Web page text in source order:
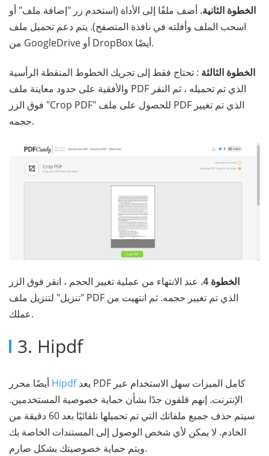
الخطوة الثانية. أضف ملفًا إلى الأداة (استخدم زر "إضافة ملف" أو
اسحب الملف وأفلته في نافذة المتصفح). يتم دعم تحميل ملف
من GoogleDrive أو DropBox أيضًا.
الخطوة الثالثة : تحتاج فقط إلى تحريك الخطوط المنقطة الرأسية
والأفقية على حدود معاينة ملف PDF الذي تم تحميله ، ثم النقر
فوق الزر "Crop PDF" للحصول على ملف PDF الذي تم تغيير
حجمه.
الخطوة 4.
عند الانتهاء من عملية تغيير الحجم ، انقر فوق الزر
"تنزيل" لتنزيل ملف PDF الذي تم تغيير حجمه. ثم انتهيت من
عملك.
3. Hipdf
يعدHipdf أيضًا محرر PDF كامل الميزات سهل الاستخدام عبر
الإنترنت. إنهم قلقون جدًا بشأن حماية خصوصية المستخدمين.
سيتم حذف جميع ملفاتك التي تم تحميلها تلقائيًا بعد 60 دقيقة من
الخادم. لا يمكن لأي شخص الوصول إلى المستندات الخاصة بك
ويتم حماية خصوصيتك بشكل صارم.